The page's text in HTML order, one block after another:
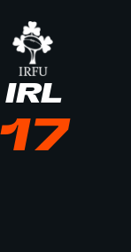
IRL
17